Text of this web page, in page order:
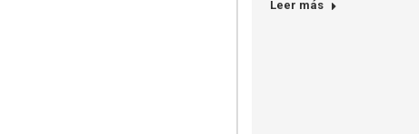
Leer más